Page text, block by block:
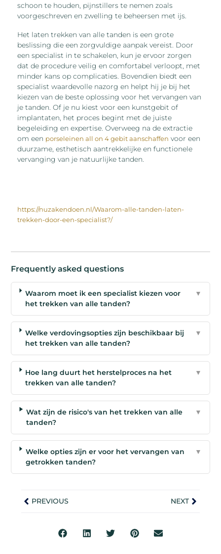
schoon te houden, pijnstillers te nemen zoals
voorgeschreven en zwelling te beheersen met ijs.
Het laten trekken van alle tanden is een grote
beslissing die een zorgvuldige aanpak vereist. Door
een specialist in te schakelen, kun je ervoor zorgen
dat de procedure veilig en comfortabel verloopt, met
minder kans op complicaties. Bovendien biedt een
specialist waardevolle nazorg en helpt hij je bij het
kiezen van de beste oplossing voor het vervangen van
je tanden. Of je nu kiest voor een kunstgebit of
implantaten, het proces begint met de juiste
begeleiding en expertise. Overweeg na de extractie
om een porseleinen all on 4 gebit aanschaffen voor een
duurzame, esthetisch aantrekkelijke en functionele
vervanging van je natuurlijke tanden.
https://nuzakendoen.nl/Waarom-alle-tanden-laten-
trekken-door-een-specialist?/
Frequently asked questions
Waarom moet ik een specialist kiezen voor
het trekken van alle tanden?
▼
Welke verdovingsopties zijn beschikbaar bij
het trekken van alle tanden?
▼
Hoe lang duurt het herstelproces na het
trekken van alle tanden?
▼
Wat zijn de risico's van het trekken van alle
tanden?
▼
Welke opties zijn er voor het vervangen van
getrokken tanden?
▼
PREVIOUS NEXT